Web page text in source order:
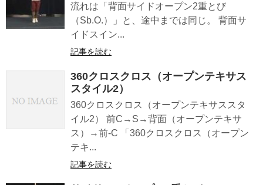
流れは「背面サイドオープン2重とび
（Sb.O.）」と、途中までは同じ。 背面サ
イドスイン...
記事を読む
360クロスクロス（オープンテキサス
スタイル2）
360クロスクロス（オープンテキサススタ
イル2） 前C→S→背面（オープンテキサ
ス）→前-C 「360クロスクロス（オープン
テキ...
記事を読む